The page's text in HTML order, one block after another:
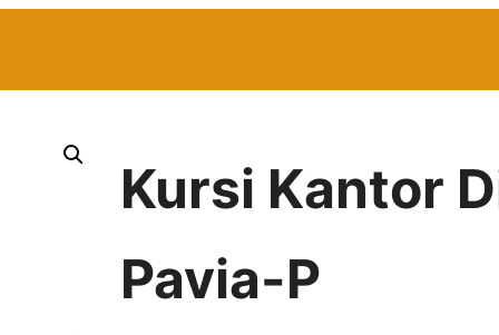
Kursi Kantor
Pavia-P